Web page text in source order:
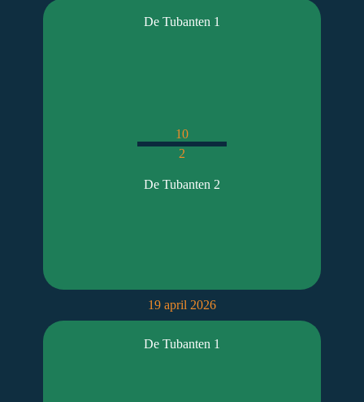
De Tubanten 1
10
2
De Tubanten 2
19 april 2026
De Tubanten 1